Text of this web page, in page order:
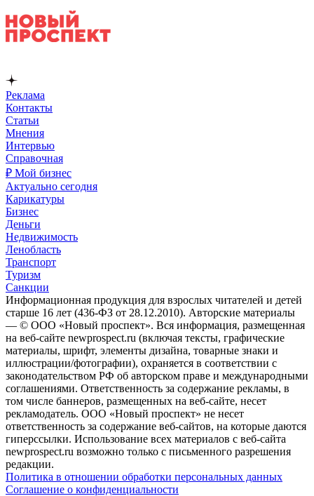
Реклама
Контакты
Статьи
Мнения
Интервью
Справочная
₽ Мой бизнес
Актуально сегодня
Карикатуры
Бизнес
Деньги
Недвижимость
Ленобласть
Транспорт
Туризм
Санкции
Информационная продукция для взрослых читателей и детей
старше 16 лет (436-ФЗ от 28.12.2010). Авторские материалы
— © ООО «Новый проспект». Вся информация, размещенная
на веб-сайте newprospect.ru (включая тексты, графические
материалы, шрифт, элементы дизайна, товарные знаки и
иллюстрации/фотографии), охраняется в соответствии с
законодательством РФ об авторском праве и международными
соглашениями. Ответственность за содержание рекламы, в
том числе баннеров, размещенных на веб-сайте, несет
рекламодатель. ООО «Новый проспект» не несет
ответственность за содержание веб-сайтов, на которые даются
гиперссылки. Использование всех материалов с веб-сайта
newprospect.ru возможно только с письменного разрешения
редакции.
Политика в отношении обработки персональных данных
Соглашение о конфиденциальности